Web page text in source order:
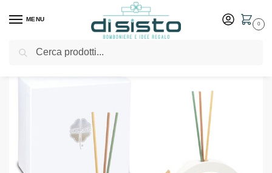
MENU
0
Home Shop Bomboniere